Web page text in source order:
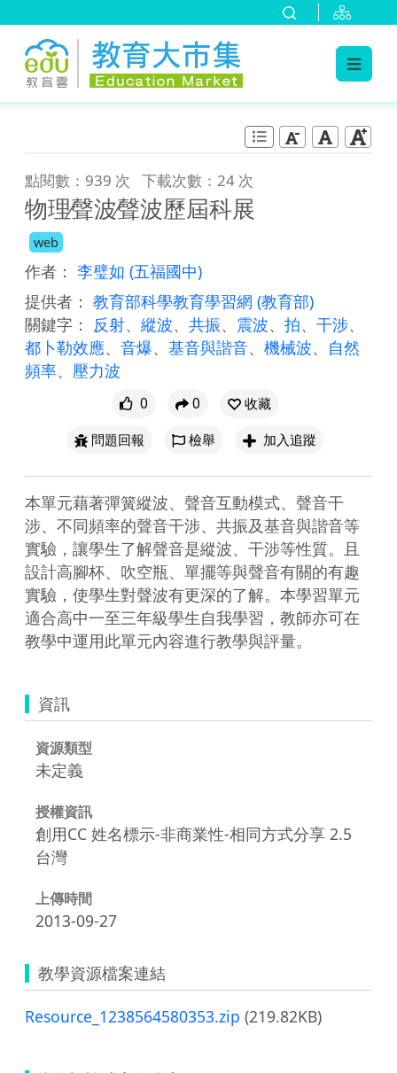
點閱數：939 次 下載次數：24 次
物理∕聲波∕聲波歷屆科展
web
作者： 李璧如 (五福國中)
提供者： 教育部科學教育學習網 (教育部)
關鍵字：
反射、 縱波、 共振、 震波、 拍、 干涉、
都卜勒效應、 音爆、 基音與諧音、 機械波、 自然
頻率、 壓力波
0 0
收藏
問題回報
檢舉 加入追蹤
本單元藉著彈簧縱波、聲音互動模式、聲音干
涉、不同頻率的聲音干涉、共振及基音與諧音等
實驗，讓學生了解聲音是縱波、干涉等性質。且
設計高腳杯、吹空瓶、單擺等與聲音有關的有趣
實驗，使學生對聲波有更深的了解。本學習單元
適合高中一至三年級學生自我學習，教師亦可在
教學中運用此單元內容進行教學與評量。
資訊
資源類型
未定義
授權資訊
創用CC 姓名標示-非商業性-相同方式分享 2.5
台灣
上傳時間
2013-09-27
教學資源檔案連結
Resource_1238564580353.zip (219.82KB)